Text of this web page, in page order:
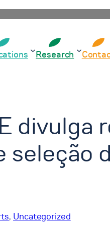
Research
divulga
seleção
, Uncategorized